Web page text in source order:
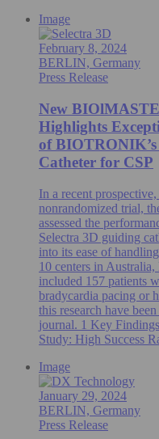
Image
February 8, 2024
BERLIN, Germany
Press Release
New
Highlights
of
Catheter for CSP
In a recent
nonrandomized trial,
assessed the
Selectra 3D guiding
into its ease of
10 centers in
included 157 patients
bradycardia pacing or
this research have
journal. 1 Key
Study: High Success
Image
January 29, 2024
BERLIN, Germany
Press Release